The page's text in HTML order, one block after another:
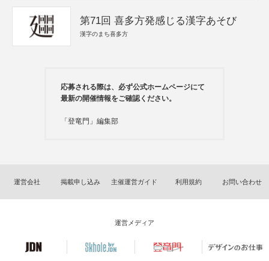
第71回 喜多方発感じる漢字あそび
漢字のまち喜多方
応募される際は、必ず公式ホームページにて
最新の開催情報をご確認ください。
「登竜門」編集部
運営会社 掲載申し込み 主催運営ガイド 利用規約 お問い合わせ
運営メディア